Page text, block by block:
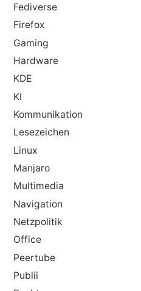
Fediverse
Firefox
Gaming
Hardware
KDE
KI
Kommunikation
Lesezeichen
Linux
Manjaro
Multimedia
Navigation
Netzpolitik
Office
Peertube
Publii